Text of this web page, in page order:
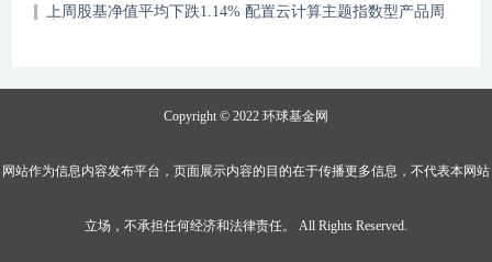
上周股基净值平均下跌1.14% 配置云计算主题指数型产品周
Copyright © 2022 环球基金网
网站作为信息内容发布平台，页面展示内容的目的在于传播更多信息，不代表本网站
立场，不承担任何经济和法律责任。 All Rights Reserved.